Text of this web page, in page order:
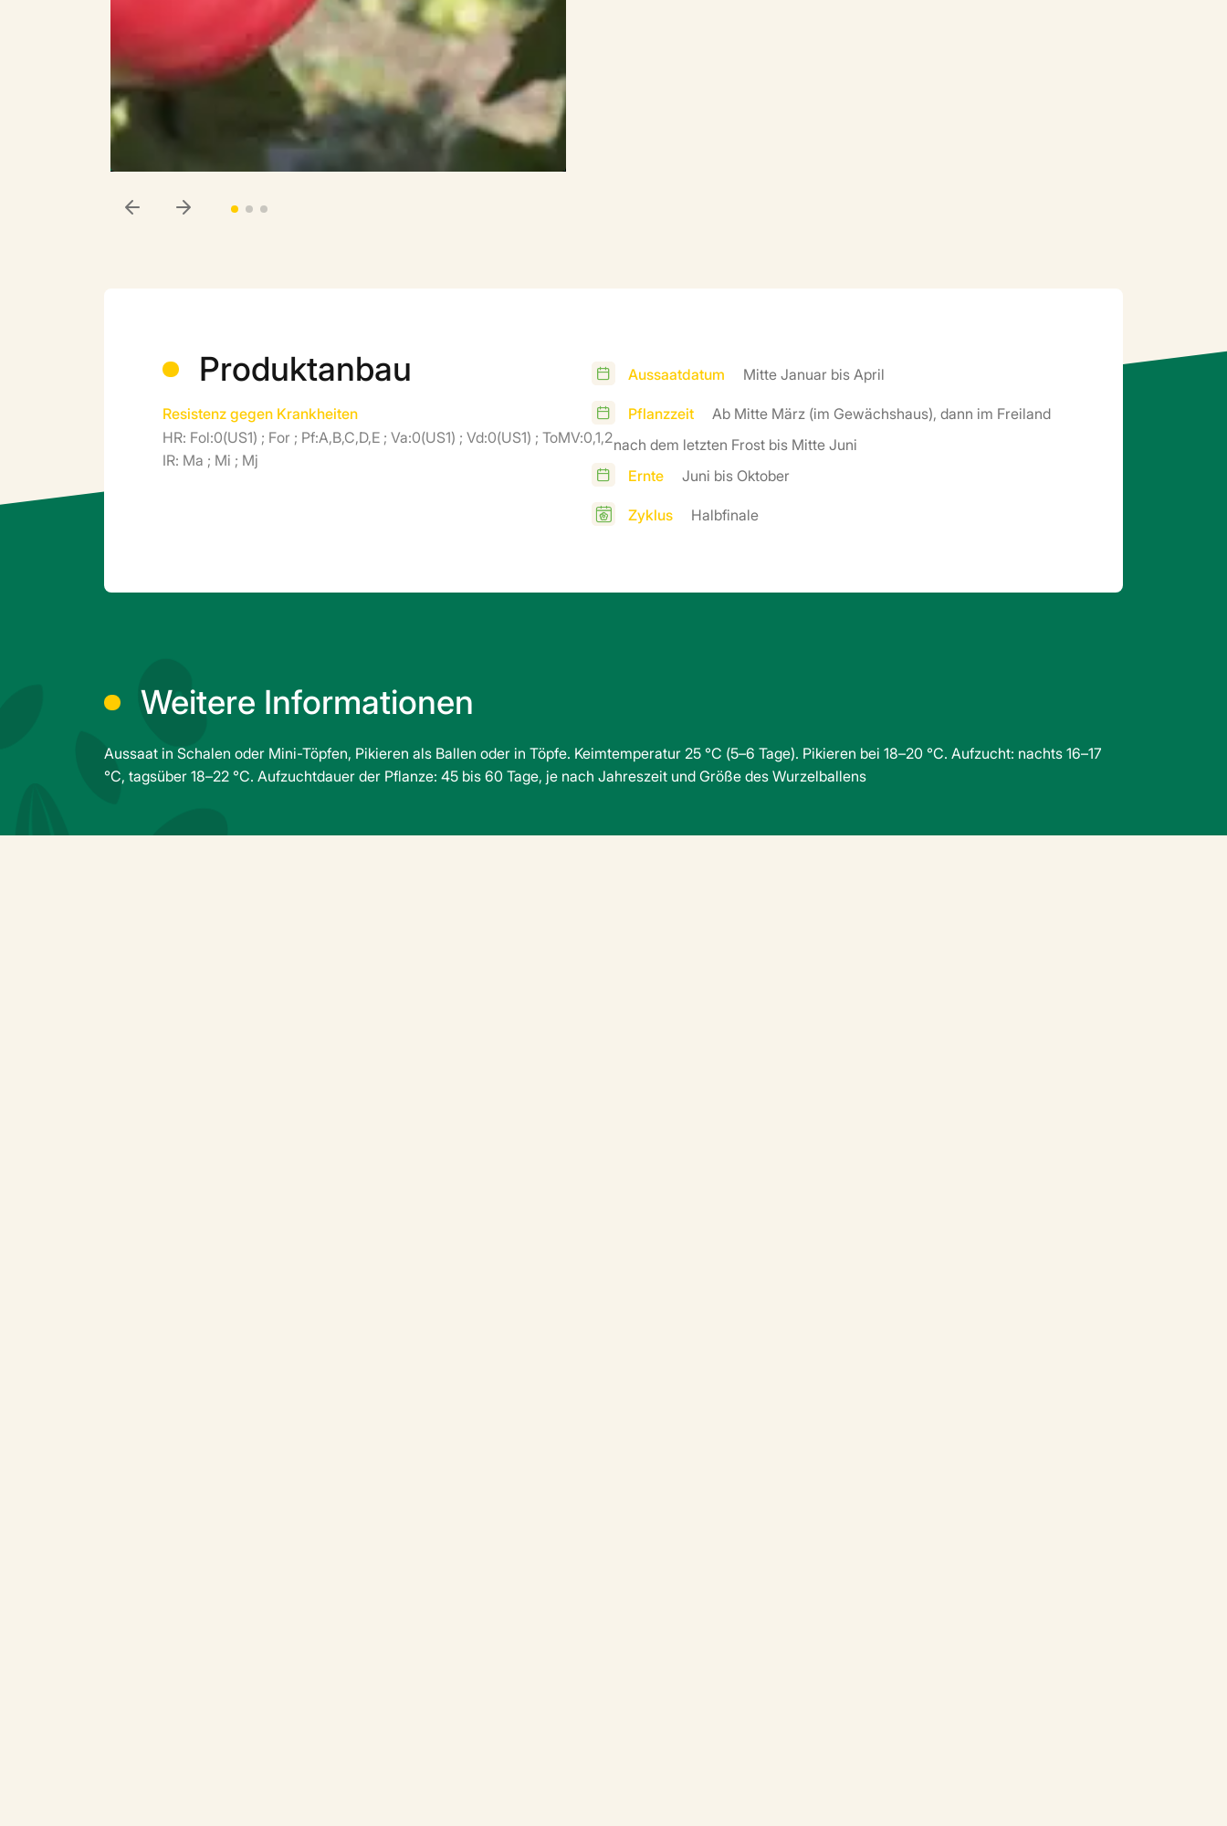
Produktanbau
Resistenz gegen Krankheiten
HR: Fol:0(US1) ; For ; Pf:A,B,C,D,E ; Va:0(US1) ; Vd:0(US1) ; ToMV:0,1,2
IR: Ma ; Mi ; Mj
Aussaatdatum
Mitte Januar bis April
Pflanzzeit
Ab Mitte März (im Gewächshaus), dann im Freiland
nach dem letzten Frost bis Mitte Juni
Ernte
Juni bis Oktober
Zyklus
Halbfinale
Weitere Informationen
Aussaat in Schalen oder Mini-Töpfen, Pikieren als Ballen oder in Töpfe. Keimtemperatur 25 °C (5–6 Tage). Pikieren bei 18–20 °C. Aufzucht: nachts 16–17
°C, tagsüber 18–22 °C. Aufzuchtdauer der Pflanze: 45 bis 60 Tage, je nach Jahreszeit und Größe des Wurzelballens